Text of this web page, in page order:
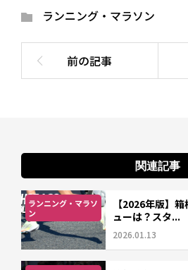
ランニング・マラソン
関連記事
ランニング・マラソ
ン
【2026年版】
ューは？スタ...
2026.01.13